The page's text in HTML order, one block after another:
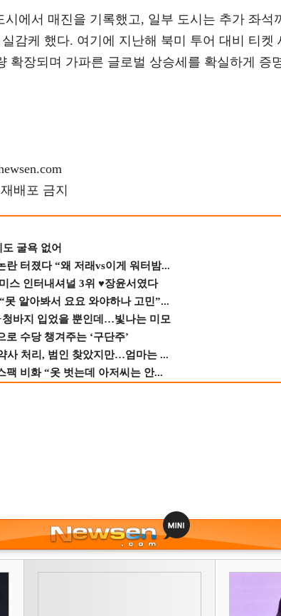
에서 매진을 기록했고, 일부 도시는 추가 좌석
감케 했다. 여기에 지난해 북미 투어 대비 티켓
확장되며 가파른 글로벌 상승세를 확실하게 증
배포 금지
굴욕 없어
터졌다 “왜 저래vs이게 워터밤...
스 인터내셔널 3위 ♥장윤서였다
알아봐서 요요 와야하나 고민”...
바지 입었을 뿐인데…빛나는 미모
수당 챙겨주는 ‘구단주’
사 처리, 범인 찾았지만…엄마는 ...
팩 비화 “옷 벗는데 아저씨는 안...